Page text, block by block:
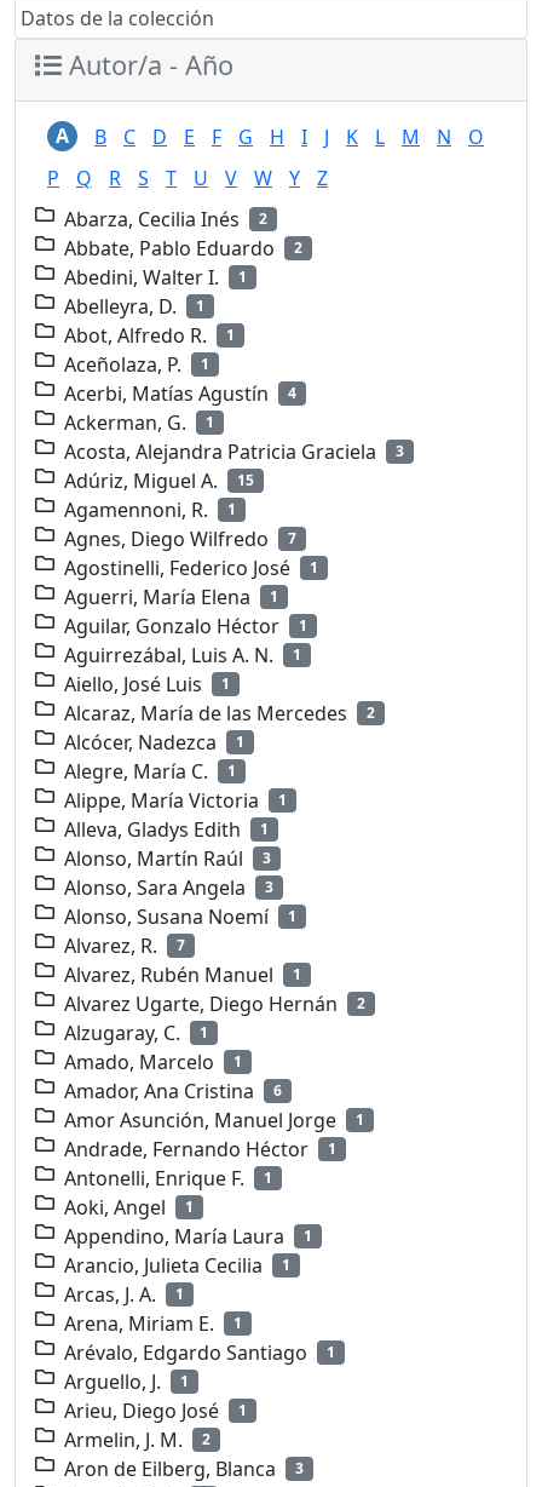
Datos de la colección
Autor/a - Año
A B C D E F G H I J K L M N
O
P
Q R S T U V W Y
Z
Abarza, Cecilia Inés
2
Abbate, Pablo Eduardo 2
Abedini, Walter I. 1
Abelleyra, D. 1
Abot, Alfredo R. 1
Aceñolaza, P. 1
Acerbi, Matías Agustín 4
Ackerman, G. 1
Acosta, Alejandra Patricia Graciela 3
Adúriz, Miguel A. 15
Agamennoni, R. 1
Agnes, Diego Wilfredo 7
Agostinelli, Federico José 1
Aguerri, María Elena 1
Aguilar, Gonzalo Héctor 1
Aguirrezábal, Luis A. N. 1
Aiello, José Luis 1
Alcaraz, María de las Mercedes 2
Alcócer, Nadezca 1
Alegre, María C. 1
Alippe, María Victoria 1
Alleva, Gladys Edith 1
Alonso, Martín Raúl 3
Alonso, Sara Angela 3
Alonso, Susana Noemí 1
Alvarez, R. 7
Alvarez, Rubén Manuel 1
Alvarez Ugarte, Diego Hernán 2
Alzugaray, C. 1
Amado, Marcelo 1
Amador, Ana Cristina 6
Amor Asunción, Manuel Jorge 1
Andrade, Fernando Héctor 1
Antonelli, Enrique F. 1
Aoki, Angel 1
Appendino, María Laura 1
Arancio, Julieta Cecilia 1
Arcas, J. A. 1
Arena, Miriam E. 1
Arévalo, Edgardo Santiago 1
Arguello, J. 1
Arieu, Diego José 1
Armelin, J. M. 2
Aron de Eilberg, Blanca 3